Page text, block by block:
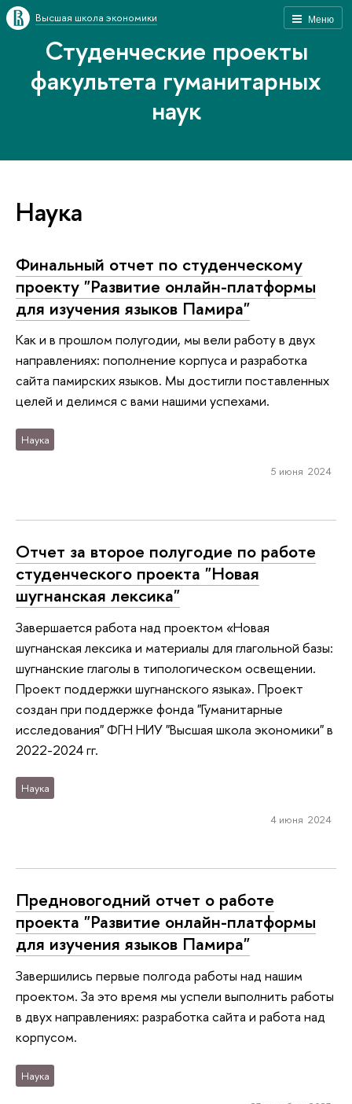
Меню
Высшая школа экономики
Студенческие проекты
факультета гуманитарных
наук
Наука
Финальный отчет по студенческому
проекту "Развитие онлайн-платформы
для изучения языков Памира"
Как и в прошлом полугодии, мы вели работу в двух
направлениях: пополнение корпуса и разработка
сайта памирских языков. Мы достигли поставленных
целей и делимся с вами нашими успехами.
Наука
5 июня 2024
Отчет за второе полугодие по работе
студенческого проекта "Новая
шугнанская лексика"
Завершается работа над проектом «Новая
шугнанская лексика и материалы для глагольной базы:
шугнанские глаголы в типологическом освещении.
Проект поддержки шугнанского языка». Проект
создан при поддержке фонда "Гуманитарные
исследования" ФГН НИУ "Высшая школа экономики" в
2022-2024 гг.
Наука
4 июня 2024
Предновогодний отчет о работе
проекта "Развитие онлайн-платформы
для изучения языков Памира"
Завершились первые полгода работы над нашим
проектом. За это время мы успели выполнить работы
в двух направлениях: разработка сайта и работа над
корпусом.
Наука